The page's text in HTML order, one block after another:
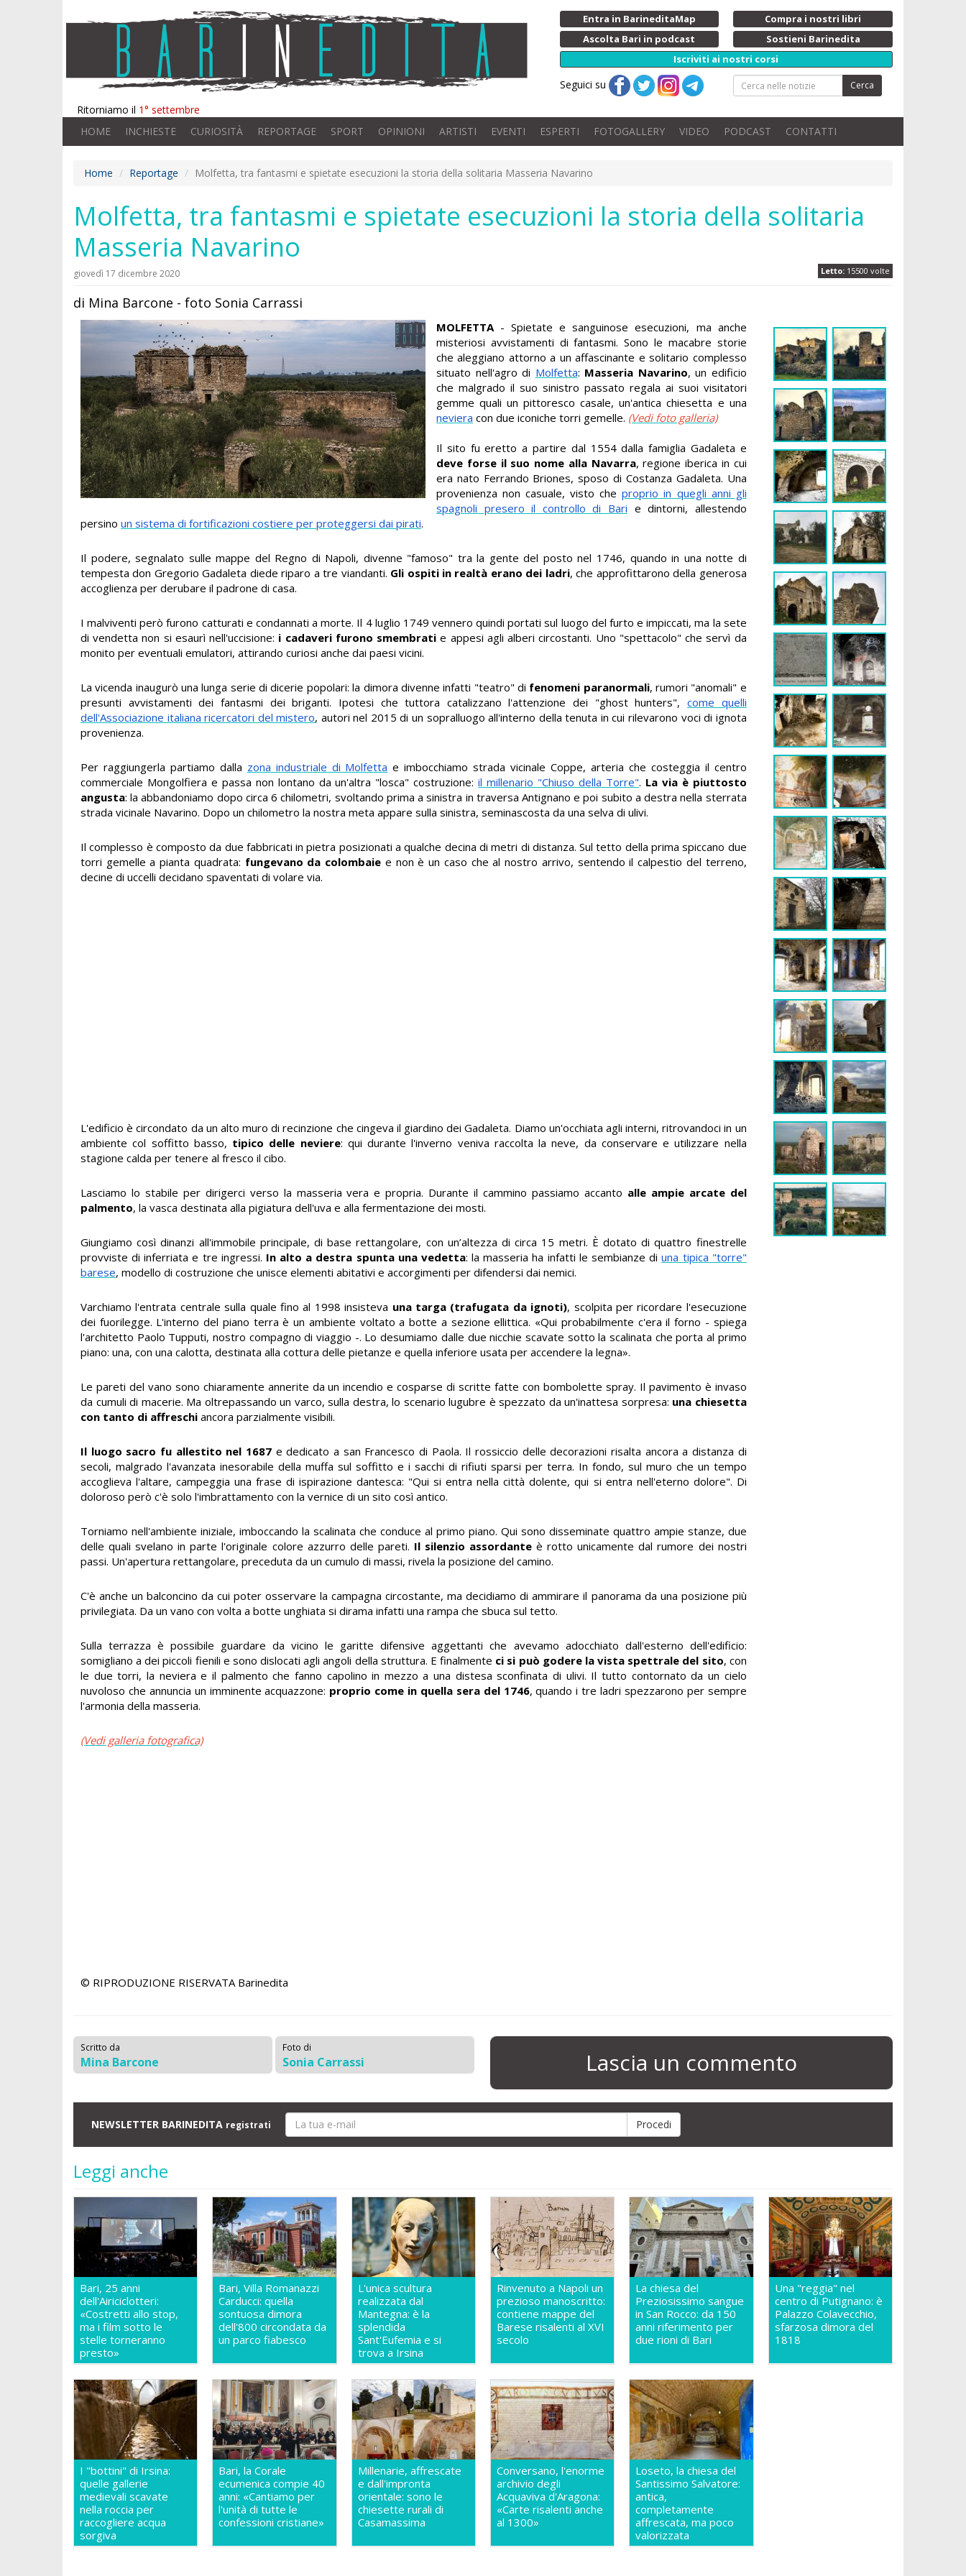
Ritorniamo il 1° settembre
Entra in BarineditaMap
Compra i nostri libri
Ascolta Bari in podcast
Sostieni Barinedita
Iscriviti ai nostri corsi
Seguici su Cerca
HOME INCHIESTE CURIOSITÀ REPORTAGE SPORT OPINIONI ARTISTI EVENTI ESPERTI FOTOGALLERY VIDEO PODCAST CONTATTI
Home Reportage Molfetta, tra fantasmi e spietate esecuzioni la storia della solitaria Masseria Navarino
Molfetta, tra fantasmi e spietate esecuzioni la storia della solitaria
Masseria Navarino
Letto: 15500 volte
giovedì 17 dicembre 2020
di Mina Barcone - foto Sonia Carrassi
MOLFETTA - Spietate e sanguinose esecuzioni, ma anche
misteriosi avvistamenti di fantasmi. Sono le macabre storie
che aleggiano attorno a un affascinante e solitario complesso
situato nell'agro di Molfetta: Masseria Navarino, un edificio
che malgrado il suo sinistro passato regala ai suoi visitatori
gemme quali un pittoresco casale, un'antica chiesetta e una
neviera con due iconiche torri gemelle. (Vedi foto galleria)
Il sito fu eretto a partire dal 1554 dalla famiglia Gadaleta e
deve forse il suo nome alla Navarra, regione iberica in cui
era nato Ferrando Briones, sposo di Costanza Gadaleta. Una
provenienza non casuale, visto cheproprio in quegli anni gli
spagnoli presero il controllo di Bari e dintorni, allestendo
persino un sistema di fortificazioni costiere per proteggersi dai pirati.
Il podere, segnalato sulle mappe del Regno di Napoli, divenne "famoso" tra la gente del posto nel 1746, quando in una notte di
tempesta don Gregorio Gadaleta diede riparo a tre viandanti. Gli ospiti in realtà erano dei ladri, che approfittarono della generosa
accoglienza per derubare il padrone di casa.
I malviventi però furono catturati e condannati a morte. Il 4 luglio 1749 vennero quindi portati sul luogo del furto e impiccati, ma la sete
di vendetta non si esaurì nell'uccisione: i cadaveri furono smembrati e appesi agli alberi circostanti. Uno "spettacolo" che servì da
monito per eventuali emulatori, attirando curiosi anche dai paesi vicini.
La vicenda inaugurò una lunga serie di dicerie popolari: la dimora divenne infatti "teatro" di fenomeni paranormali, rumori "anomali" e
presunti avvistamenti dei fantasmi dei briganti. Ipotesi che tuttora catalizzano l'attenzione dei "ghost hunters",come quelli
dell'Associazione italiana ricercatori del mistero, autori nel 2015 di un sopralluogo all'interno della tenuta in cui rilevarono voci di ignota
provenienza.
Per raggiungerla partiamo dalla zona industriale di Molfetta e imbocchiamo strada vicinale Coppe, arteria che costeggia il centro
commerciale Mongolfiera e passa non lontano da un'altra "losca" costruzione:il millenario "Chiuso della Torre". La via è piuttosto
angusta: la abbandoniamo dopo circa 6 chilometri, svoltando prima a sinistra in traversa Antignano e poi subito a destra nella sterrata
strada vicinale Navarino. Dopo un chilometro la nostra meta appare sulla sinistra, seminascosta da una selva di ulivi.
Il complesso è composto da due fabbricati in pietra posizionati a qualche decina di metri di distanza. Sul tetto della prima spiccano due
torri gemelle a pianta quadrata: fungevano da colombaie e non è un caso che al nostro arrivo, sentendo il calpestio del terreno,
decine di uccelli decidano spaventati di volare via.
L'edificio è circondato da un alto muro di recinzione che cingeva il giardino dei Gadaleta. Diamo un'occhiata agli interni, ritrovandoci in un
ambiente col soffitto basso, tipico delle neviere: qui durante l'inverno veniva raccolta la neve, da conservare e utilizzare nella
stagione calda per tenere al fresco il cibo.
Lasciamo lo stabile per dirigerci verso la masseria vera e propria. Durante il cammino passiamo accanto alle ampie arcate del
palmento, la vasca destinata alla pigiatura dell'uva e alla fermentazione dei mosti.
Giungiamo così dinanzi all'immobile principale, di base rettangolare, con un’altezza di circa 15 metri. È dotato di quattro finestrelle
provviste di inferriata e tre ingressi. In alto a destra spunta una vedetta: la masseria ha infatti le sembianze diuna tipica "torre"
barese, modello di costruzione che unisce elementi abitativi e accorgimenti per difendersi dai nemici.
Varchiamo l'entrata centrale sulla quale fino al 1998 insisteva una targa (trafugata da ignoti), scolpita per ricordare l'esecuzione
dei fuorilegge. L'interno del piano terra è un ambiente voltato a botte a sezione ellittica. «Qui probabilmente c'era il forno - spiega
l'architetto Paolo Tupputi, nostro compagno di viaggio -. Lo desumiamo dalle due nicchie scavate sotto la scalinata che porta al primo
piano: una, con una calotta, destinata alla cottura delle pietanze e quella inferiore usata per accendere la legna».
Le pareti del vano sono chiaramente annerite da un incendio e cosparse di scritte fatte con bombolette spray. Il pavimento è invaso
da cumuli di macerie. Ma oltrepassando un varco, sulla destra, lo scenario lugubre è spezzato da un'inattesa sorpresa: una chiesetta
con tanto di affreschi ancora parzialmente visibili.
Il luogo sacro fu allestito nel 1687 e dedicato a san Francesco di Paola. Il rossiccio delle decorazioni risalta ancora a distanza di
secoli, malgrado l'avanzata inesorabile della muffa sul soffitto e i sacchi di rifiuti sparsi per terra. In fondo, sul muro che un tempo
accoglieva l'altare, campeggia una frase di ispirazione dantesca: "Qui si entra nella città dolente, qui si entra nell'eterno dolore". Di
doloroso però c'è solo l'imbrattamento con la vernice di un sito così antico.
Torniamo nell'ambiente iniziale, imboccando la scalinata che conduce al primo piano. Qui sono disseminate quattro ampie stanze, due
delle quali svelano in parte l'originale colore azzurro delle pareti. Il silenzio assordante è rotto unicamente dal rumore dei nostri
passi. Un'apertura rettangolare, preceduta da un cumulo di massi, rivela la posizione del camino.
C'è anche un balconcino da cui poter osservare la campagna circostante, ma decidiamo di ammirare il panorama da una posizione più
privilegiata. Da un vano con volta a botte unghiata si dirama infatti una rampa che sbuca sul tetto.
Sulla terrazza è possibile guardare da vicino le garitte difensive aggettanti che avevamo adocchiato dall'esterno dell'edificio:
somigliano a dei piccoli fienili e sono dislocati agli angoli della struttura. E finalmente ci si può godere la vista spettrale del sito, con
le due torri, la neviera e il palmento che fanno capolino in mezzo a una distesa sconfinata di ulivi. Il tutto contornato da un cielo
nuvoloso che annuncia un imminente acquazzone: proprio come in quella sera del 1746, quando i tre ladri spezzarono per sempre
l'armonia della masseria.
(Vedi galleria fotografica)
© RIPRODUZIONE RISERVATA Barinedita
Scritto da
Mina Barcone
Foto di
Sonia Carrassi Lascia un commento
NEWSLETTER BARINEDITA registrati
Leggi anche
Bari, 25 anni
dell'Airiciclotteri:
«Costretti allo stop,
ma i film sotto le
stelle torneranno
presto»
Bari, Villa Romanazzi
Carducci: quella
sontuosa dimora
dell'800 circondata da
un parco fiabesco
L'unica scultura
realizzata dal
Mantegna: è la
splendida
Sant'Eufemia e si
trova a Irsina
Rinvenuto a Napoli un
prezioso manoscritto:
contiene mappe del
Barese risalenti al XVI
secolo
La chiesa del
Preziosissimo sangue
in San Rocco: da 150
anni riferimento per
due rioni di Bari
Una "reggia" nel
centro di Putignano: è
Palazzo Colavecchio,
sfarzosa dimora del
1818
I "bottini" di Irsina:
quelle gallerie
medievali scavate
nella roccia per
raccogliere acqua
sorgiva
Bari, la Corale
ecumenica compie 40
anni: «Cantiamo per
l'unità di tutte le
confessioni cristiane»
Millenarie, affrescate
e dall'impronta
orientale: sono le
chiesette rurali di
Casamassima
Conversano, l'enorme
archivio degli
Acquaviva d'Aragona:
«Carte risalenti anche
al 1300»
Loseto, la chiesa del
Santissimo Salvatore:
antica,
completamente
affrescata, ma poco
valorizzata